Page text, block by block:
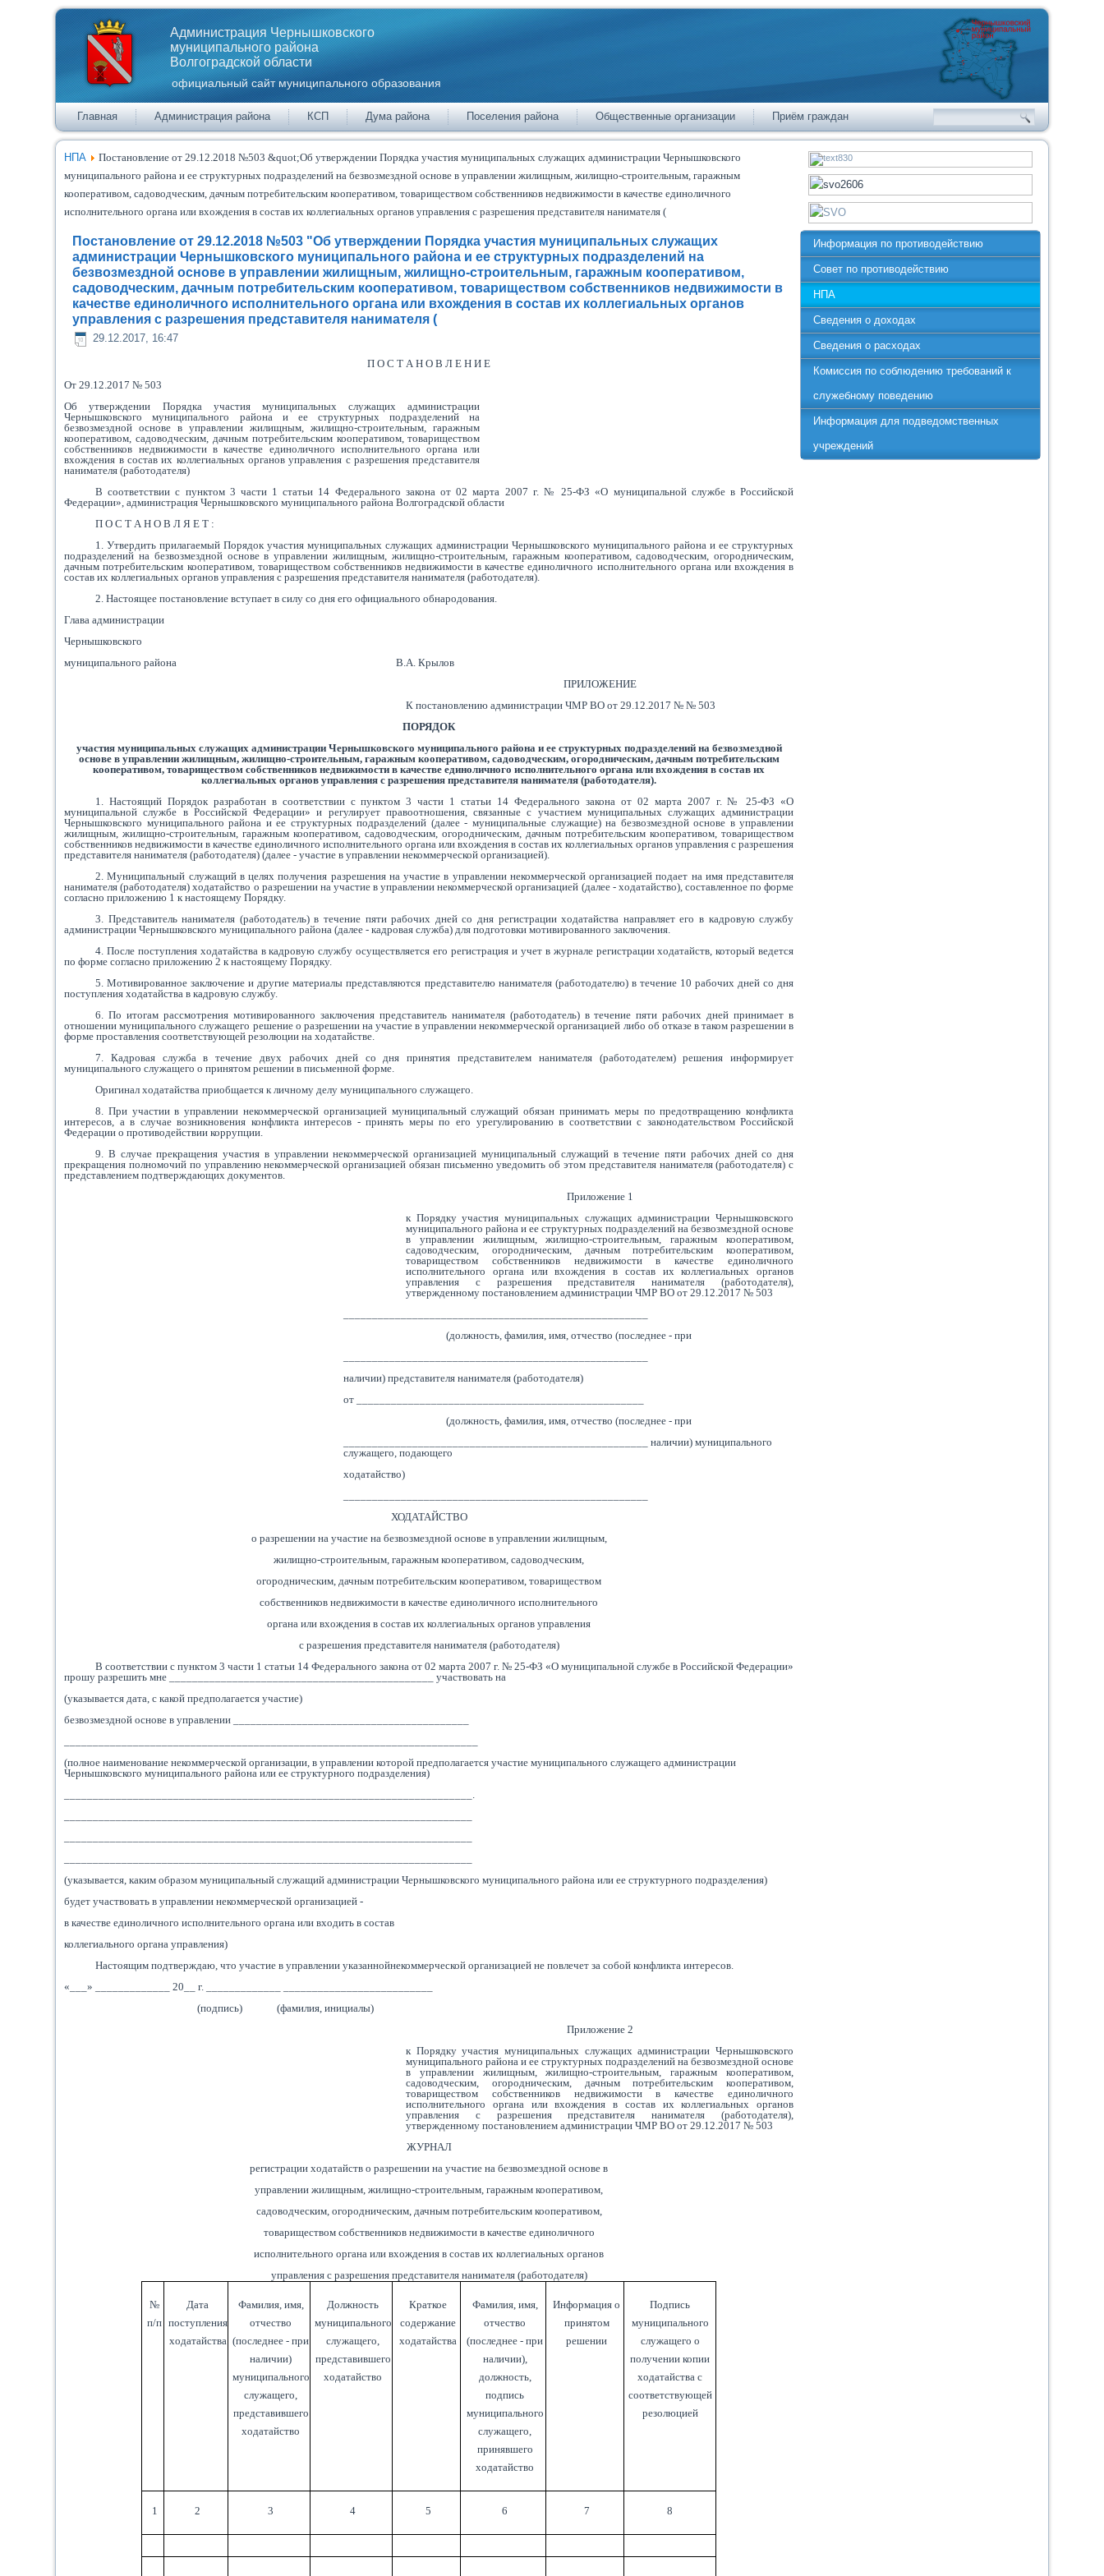
Администрация Чернышковского
муниципального района
Волгоградской области
официальный сайт муниципального образования
Главная Администрация района КСП Дума района Поселения района Общественные организации Приём граждан
НПА
Постановление от 29.12.2018 №503 &quot;Об утверждении Порядка участия муниципальных служащих администрации Чернышковского
муниципального района и ее структурных подразделений на безвозмездной основе в управлении жилищным, жилищно-строительным, гаражным
кооперативом, садоводческим, дачным потребительским кооперативом, товариществом собственников недвижимости в качестве единоличного
исполнительного органа или вхождения в состав их коллегиальных органов управления с разрешения представителя нанимателя (
Постановление от 29.12.2018 №503 "Об утверждении Порядка участия муниципальных служащих
администрации Чернышковского муниципального района и ее структурных подразделений на
безвозмездной основе в управлении жилищным, жилищно-строительным, гаражным кооперативом,
садоводческим, дачным потребительским кооперативом, товариществом собственников недвижимости в
качестве единоличного исполнительного органа или вхождения в состав их коллегиальных органов
управления с разрешения представителя нанимателя (
29.12.2017, 16:47
П О С Т А Н О В Л Е Н И Е
От 29.12.2017 № 503
Об утверждении Порядка участия муниципальных служащих администрации
Чернышковского муниципального района и ее структурных подразделений на
безвозмездной основе в управлении жилищным, жилищно-строительным, гаражным
кооперативом, садоводческим, дачным потребительским кооперативом, товариществом
собственников недвижимости в качестве единоличного исполнительного органа или
вхождения в состав их коллегиальных органов управления с разрешения представителя
нанимателя (работодателя)
В соответствии с пунктом 3 части 1 статьи 14 Федерального закона от 02 марта 2007 г. № 25-ФЗ «О муниципальной службе в Российской
Федерации», администрация Чернышковского муниципального района Волгоградской области
П О С Т А Н О В Л Я Е Т :
1. Утвердить прилагаемый Порядок участия муниципальных служащих администрации Чернышковского муниципального района и ее структурных
подразделений на безвозмездной основе в управлении жилищным, жилищно-строительным, гаражным кооперативом, садоводческим, огородническим,
дачным потребительским кооперативом, товариществом собственников недвижимости в качестве единоличного исполнительного органа или вхождения в
состав их коллегиальных органов управления с разрешения представителя нанимателя (работодателя).
2. Настоящее постановление вступает в силу со дня его официального обнародования.
Глава администрации
Чернышковского
муниципального района В.А. Крылов
ПРИЛОЖЕНИЕ
К постановлению администрации ЧМР ВО от 29.12.2017 № № 503
ПОРЯДОК
участия муниципальных служащих администрации Чернышковского муниципального района и ее структурных подразделений на безвозмездной
основе в управлении жилищным, жилищно-строительным, гаражным кооперативом, садоводческим, огородническим, дачным потребительским
кооперативом, товариществом собственников недвижимости в качестве единоличного исполнительного органа или вхождения в состав их
коллегиальных органов управления с разрешения представителя нанимателя (работодателя).
1. Настоящий Порядок разработан в соответствии с пунктом 3 части 1 статьи 14 Федерального закона от 02 марта 2007 г. № 25-ФЗ «О
муниципальной службе в Российской Федерации» и регулирует правоотношения, связанные с участием муниципальных служащих администрации
Чернышковского муниципального района и ее структурных подразделений (далее - муниципальные служащие) на безвозмездной основе в управлении
жилищным, жилищно-строительным, гаражным кооперативом, садоводческим, огородническим, дачным потребительским кооперативом, товариществом
собственников недвижимости в качестве единоличного исполнительного органа или вхождения в состав их коллегиальных органов управления с разрешения
представителя нанимателя (работодателя) (далее - участие в управлении некоммерческой организацией).
2. Муниципальный служащий в целях получения разрешения на участие в управлении некоммерческой организацией подает на имя представителя
нанимателя (работодателя) ходатайство о разрешении на участие в управлении некоммерческой организацией (далее - ходатайство), составленное по форме
согласно приложению 1 к настоящему Порядку.
3. Представитель нанимателя (работодатель) в течение пяти рабочих дней со дня регистрации ходатайства направляет его в кадровую службу
администрации Чернышковского муниципального района (далее - кадровая служба) для подготовки мотивированного заключения.
4. После поступления ходатайства в кадровую службу осуществляется его регистрация и учет в журнале регистрации ходатайств, который ведется
по форме согласно приложению 2 к настоящему Порядку.
5. Мотивированное заключение и другие материалы представляются представителю нанимателя (работодателю) в течение 10 рабочих дней со дня
поступления ходатайства в кадровую службу.
6. По итогам рассмотрения мотивированного заключения представитель нанимателя (работодатель) в течение пяти рабочих дней принимает в
отношении муниципального служащего решение о разрешении на участие в управлении некоммерческой организацией либо об отказе в таком разрешении в
форме проставления соответствующей резолюции на ходатайстве.
7. Кадровая служба в течение двух рабочих дней со дня принятия представителем нанимателя (работодателем) решения информирует
муниципального служащего о принятом решении в письменной форме.
Оригинал ходатайства приобщается к личному делу муниципального служащего.
8. При участии в управлении некоммерческой организацией муниципальный служащий обязан принимать меры по предотвращению конфликта
интересов, а в случае возникновения конфликта интересов - принять меры по его урегулированию в соответствии с законодательством Российской
Федерации о противодействии коррупции.
9. В случае прекращения участия в управлении некоммерческой организацией муниципальный служащий в течение пяти рабочих дней со дня
прекращения полномочий по управлению некоммерческой организацией обязан письменно уведомить об этом представителя нанимателя (работодателя) с
представлением подтверждающих документов.
Приложение 1
к Порядку участия муниципальных служащих администрации Чернышковского
муниципального района и ее структурных подразделений на безвозмездной основе
в управлении жилищным, жилищно-строительным, гаражным кооперативом,
садоводческим, огородническим, дачным потребительским кооперативом,
товариществом собственников недвижимости в качестве единоличного
исполнительного органа или вхождения в состав их коллегиальных органов
управления с разрешения представителя нанимателя (работодателя),
утвержденному постановлением администрации ЧМР ВО от 29.12.2017 № 503
(должность, фамилия, имя, отчество (последнее - при
наличии) представителя нанимателя (работодателя)
от __________________________________________________
(должность, фамилия, имя, отчество (последнее - при
_____________________________________________________ наличии) муниципального
служащего, подающего
ходатайство)
ХОДАТАЙСТВО
о разрешении на участие на безвозмездной основе в управлении жилищным,
жилищно-строительным, гаражным кооперативом, садоводческим,
огородническим, дачным потребительским кооперативом, товариществом
собственников недвижимости в качестве единоличного исполнительного
органа или вхождения в состав их коллегиальных органов управления
с разрешения представителя нанимателя (работодателя)
В соответствии с пунктом 3 части 1 статьи 14 Федерального закона от 02 марта 2007 г. № 25-ФЗ «О муниципальной службе в Российской Федерации»
прошу разрешить мне ______________________________________________ участвовать на
(указывается дата, с какой предполагается участие)
безвозмездной основе в управлении _________________________________________
(полное наименование некоммерческой организации, в управлении которой предполагается участие муниципального служащего администрации
Чернышковского муниципального района или ее структурного подразделения)
_______________________________________________________________________.
(указывается, каким образом муниципальный служащий администрации Чернышковского муниципального района или ее структурного подразделения)
будет участвовать в управлении некоммерческой организацией -
в качестве единоличного исполнительного органа или входить в состав
коллегиального органа управления)
Настоящим подтверждаю, что участие в управлении указаннойнекоммерческой организацией не повлечет за собой конфликта интересов.
«___» _____________ 20__ г. _____________ __________________________
(подпись) (фамилия, инициалы)
Приложение 2
к Порядку участия муниципальных служащих администрации Чернышковского
муниципального района и ее структурных подразделений на безвозмездной основе
в управлении жилищным, жилищно-строительным, гаражным кооперативом,
садоводческим, огородническим, дачным потребительским кооперативом,
товариществом собственников недвижимости в качестве единоличного
исполнительного органа или вхождения в состав их коллегиальных органов
управления с разрешения представителя нанимателя (работодателя),
утвержденному постановлением администрации ЧМР ВО от 29.12.2017 № 503
ЖУРНАЛ
регистрации ходатайств о разрешении на участие на безвозмездной основе в
управлении жилищным, жилищно-строительным, гаражным кооперативом,
садоводческим, огородническим, дачным потребительским кооперативом,
товариществом собственников недвижимости в качестве единоличного
исполнительного органа или вхождения в состав их коллегиальных органов
управления с разрешения представителя нанимателя (работодателя)
№
п/п
Дата
поступления
ходатайства
Фамилия, имя,
отчество
(последнее - при
наличии)
муниципального
служащего,
представившего
ходатайство
Должность
муниципального
служащего,
представившего
ходатайство
Краткое
содержание
ходатайства
Фамилия, имя,
отчество
(последнее - при
наличии),
должность,
подпись
муниципального
служащего,
принявшего
ходатайство
Информация о
принятом
решении
Подпись
муниципального
служащего о
получении копии
ходатайства с
соответствующей
резолюцией
1 2 3 4 5 6 7 8
Информация по противодействию
Совет по противодействию
НПА
Сведения о доходах
Сведения о расходах
Комиссия по соблюдению требований к
служебному поведению
Информация для подведомственных
учреждений